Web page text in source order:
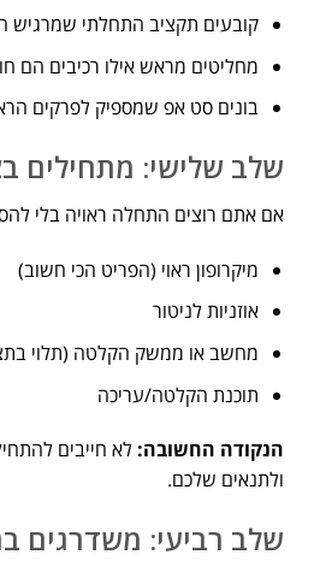
קובעים תקציב התחלתי שמרגיש
מחליטים מראש אילו רכיבים הם
בונים סט אפ שמספיק לפרקים
שלב שלישי: מתחילים
אם אתם רוצים התחלה ראויה בלי
מיקרופון ראוי (הפריט הכי חשוב)
אוזניות לניטור
מחשב או ממשק הקלטה (תלוי
תוכנת הקלטה/עריכה
הנקודה החשובה: לא חייבים
ולתנאים שלכם.
שלב רביעי: משדרגים